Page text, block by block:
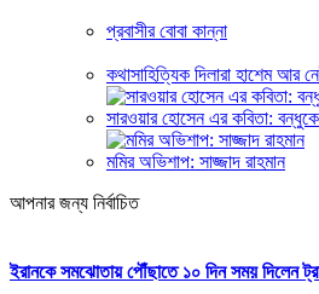
প্রবাসীর বোবা কান্না
কথাসাহিত্যিক দিলারা হাশেম আর
সারওয়ার হোসেন এর কবিতা:
মমির অভিশাপ: সাজ্জাদ রাহমান
আপনার জন্য নির্বাচিত
ইরানকে সমঝোতায় পৌঁছাতে ১০ দিন সময় দিলেন